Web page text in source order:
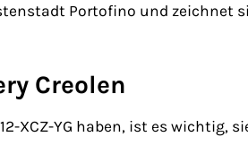
Portofino und zeichnet
Creolen
XCZ-YG haben, ist es wichtig,